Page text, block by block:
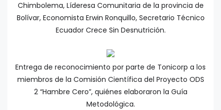
Chimbolema, Líderesa Comunitaria de la provincia de
Bolívar, Economista Erwin Ronquillo, Secretario Técnico
Ecuador Crece Sin Desnutrición.
Entrega de reconocimiento por parte de Tonicorp a los
miembros de la Comisión Científica del Proyecto ODS
2 “Hambre Cero”, quiénes elaboraron la Guía
Metodológica.